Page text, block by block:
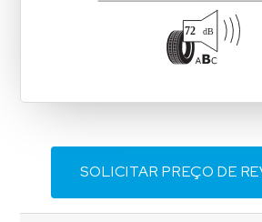
SOLICITAR PREÇO DE